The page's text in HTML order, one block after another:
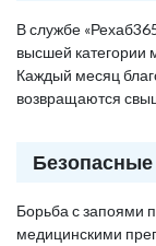
В службе
высшей
Каждый месяц
возвращаются
Борьба с запоями
медицинскими